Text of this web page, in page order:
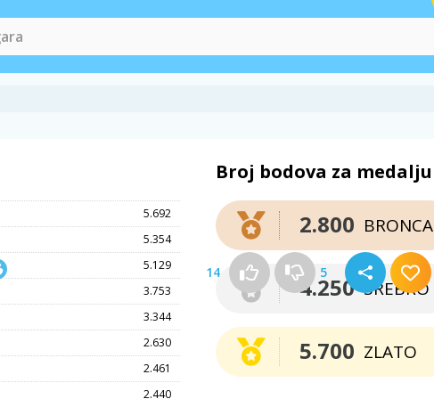
14 5
5.692
5.354
5.129
3.753
3.344
2.630
2.461
2.440
Broj bodova za medalju
BRONCA
2.800
SREBRO
4.250
ZLATO
5.700